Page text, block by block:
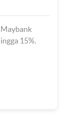
Maybank
15%.